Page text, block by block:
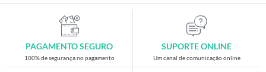
PAGAMENTO SEGURO
100% de segurança no pagamento
SUPORTE ONLINE
Um canal de comunicação online